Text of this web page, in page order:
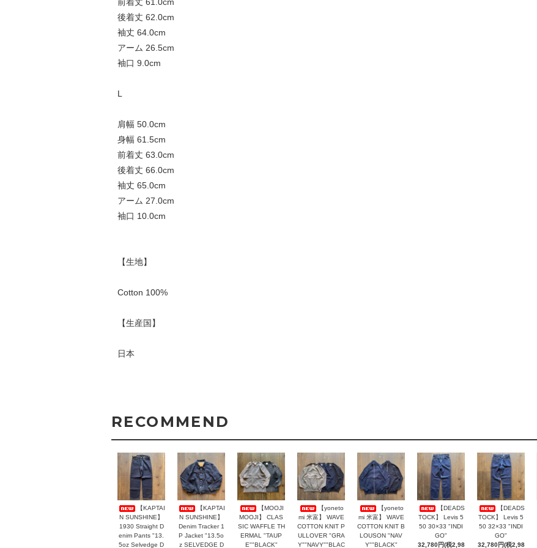
後着丈 62.0cm
袖丈 64.0cm
アーム 26.5cm
袖口 9.0cm
L
肩幅 50.0cm
身幅 61.5cm
前着丈 63.0cm
後着丈 66.0cm
袖丈 65.0cm
アーム 27.0cm
袖口 10.0cm
【生地】
Cotton 100%
【生産国】
日本
RECOMMEND
【KAPTAI
N SUNSHINE】
1930 Straight D
enim Pants "13.
5oz Selvedge D
【KAPTAI
N SUNSHINE】
Denim Tracker 1
P Jacket "13.5o
z SELVEDGE D
【MOOJI
MOOJI】 CLAS
SIC WAFFLE TH
ERMAL "TAUP
E""BLACK"
【yoneto
mi 米富】 WAVE
COTTON KNIT P
ULLOVER "GRA
Y""NAVY""BLAC
【yoneto
mi 米富】 WAVE
COTTON KNIT B
LOUSON "NAV
Y""BLACK"
【DEADS
TOCK】 Levis 5
50 30×33 "INDI
GO"
32,780円(税2,98
【DEADS
TOCK】 Levis 5
50 32×33 "INDI
GO"
32,780円(税2,98